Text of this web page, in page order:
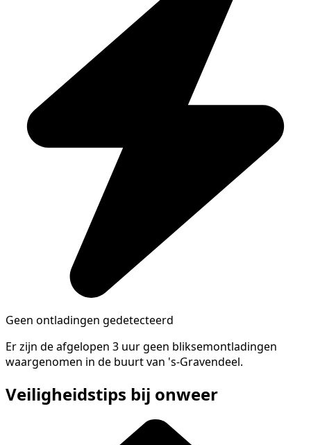
Geen ontladingen gedetecteerd
Er zijn de afgelopen 3 uur geen bliksemontladingen
waargenomen in de buurt van 's-Gravendeel.
Veiligheidstips bij onweer